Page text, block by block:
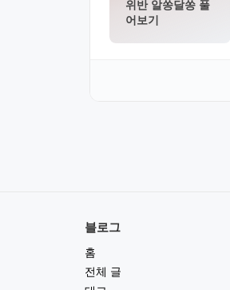
위반 알쏭달쏭 풀
어보기
블로그
홈
전체 글